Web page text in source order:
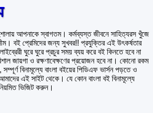
আপনাকে স্বাগতম। কর্মব্যস্ত জীবনে সাহিত্যরস খুঁজে
বই প্রেমিদের জন্য সুখবর!! প্রযুক্তির এই উৎকর্ষতার
ঘুরে ঘুরে প্রচুর সময় ব্যয় করে বই কিনতে হবে না
জায়গা ও রক্ষণাবেক্ষণের প্রয়োজন হবে না। কোনো রকম
বিনামূল্যে বাংলা বইয়ের পিডিএফ ভার্সন পড়তে ও
এই সাইট থেকে। যে কোন বাংলা বই বিনামূল্যে
ভিজিট করুন।